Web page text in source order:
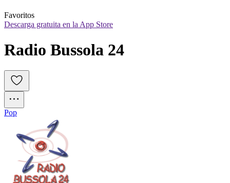
Favoritos
Descarga gratuita en la App Store
Radio Bussola 24
Pop